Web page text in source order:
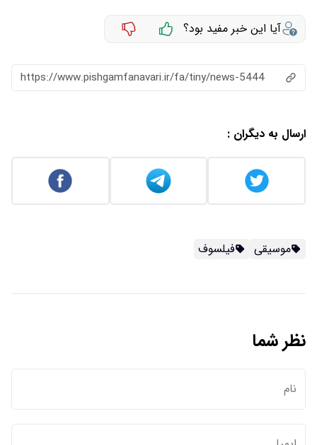
آیا این خبر مفید بود؟
https://www.pishgamfanavari.ir/fa/tiny/news-5444
ارسال به دیگران :
موسیقی فیلسوف
نظر شما